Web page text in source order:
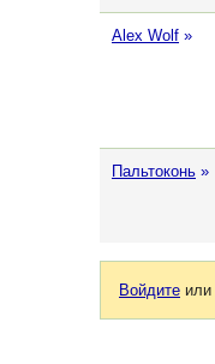
Alex Wolf »
Пальтоконь »
Войдите или